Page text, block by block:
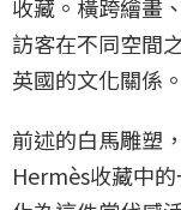
收藏。橫跨繪畫
訪客在不同空間
英國的文化關係。
前述的白馬雕塑
Hermès收藏中